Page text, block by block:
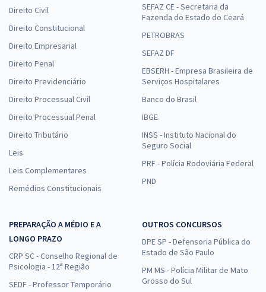
Direito Civil
Direito Constitucional
Direito Empresarial
Direito Penal
Direito Previdenciário
Direito Processual Civil
Direito Processual Penal
Direito Tributário
Leis
Leis Complementares
Remédios Constitucionais
SEFAZ CE - Secretaria da
Fazenda do Estado do Ceará
PETROBRAS
SEFAZ DF
EBSERH - Empresa Brasileira de
Serviços Hospitalares
Banco do Brasil
IBGE
INSS - Instituto Nacional do
Seguro Social
PRF - Polícia Rodoviária Federal
PND
PREPARAÇÃO A MÉDIO E A
LONGO PRAZO
CRP SC - Conselho Regional de
Psicologia - 12ª Região
SEDF - Professor Temporário
OUTROS CONCURSOS
DPE SP - Defensoria Pública do
Estado de São Paulo
PM MS - Polícia Militar de Mato
Grosso do Sul